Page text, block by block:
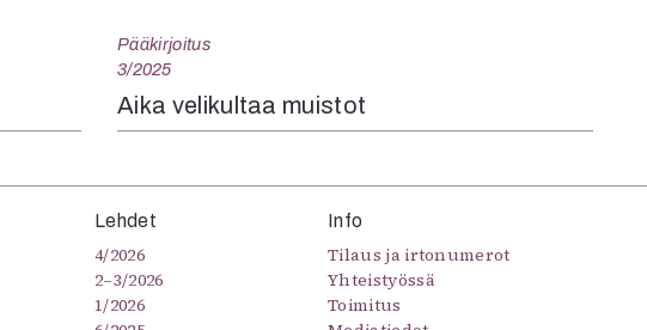
Pääkirjoitus
3/2025
Aika velikultaa muistot
Lehdet
4/2026
2–3/2026
1/2026
Info
Tilaus ja irtonumerot
Yhteistyössä
Toimitus